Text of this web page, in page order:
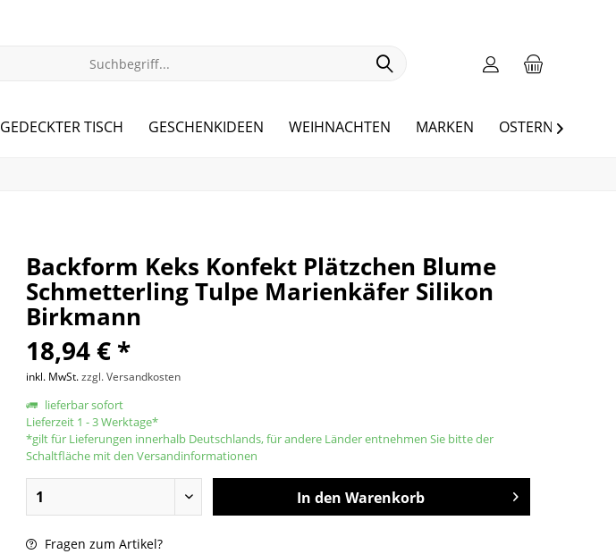
GEDECKTER TISCH GESCHENKIDEEN WEIHNACHTEN MARKEN OSTERN 
Backform Keks Konfekt Plätzchen Blume
Schmetterling Tulpe Marienkäfer Silikon
Birkmann
18,94 € *
inkl. MwSt.zzgl. Versandkosten
lieferbar sofort
Lieferzeit 1 - 3 Werktage*
*gilt für Lieferungen innerhalb Deutschlands, für andere Länder entnehmen Sie bitte der
Schaltfläche mit den Versandinformationen
In den Warenkorb
Fragen zum Artikel?